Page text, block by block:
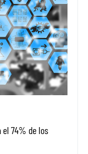
74% de los